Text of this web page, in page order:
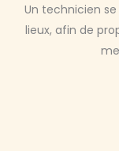
Un technicien
lieux, afin de